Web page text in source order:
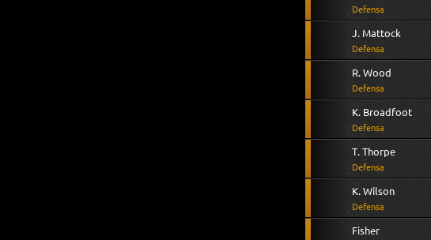
Defensa
J. Mattock
Defensa
R. Wood
Defensa
K. Broadfoot
Defensa
T. Thorpe
Defensa
K. Wilson
Defensa
Fisher